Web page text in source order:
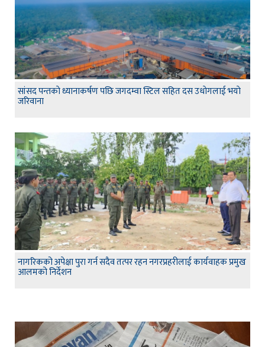
सांसद पन्तकाे ध्यानाकर्षण पछि जगदम्वा स्टिल सहित दस उधाेगलाई भयाे
जरिवाना
नागरिकको अपेक्षा पुरा गर्न सदैव तत्पर रहन नगरप्रहरीलाई कार्यवाहक प्रमुख
आलमको निर्देशन